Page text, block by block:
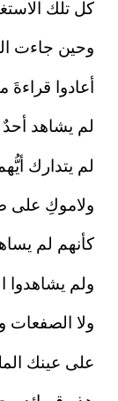
كل تلك
وحين جاءت
أعادوا
لم يشاهد
لم يتدارك
ولاموكِ على
كأنهم لم
ولم يشاهدوا
ولا الصفعات
على عينك